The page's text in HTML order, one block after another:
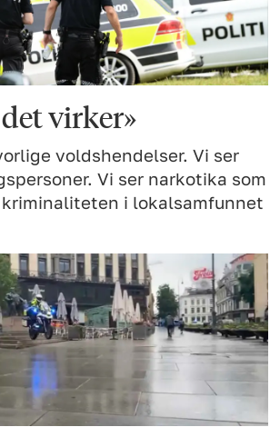
virker»
voldshendelser. Vi ser
Vi ser narkotika som
i lokalsamfunnet